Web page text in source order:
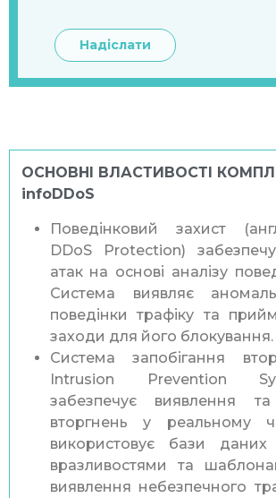
ОСНОВНІ ВЛАСТИВОСТІ
infoDDoS
Поведінковий захист
DDoS Protection)
атак на основі аналізу
Система виявляє
поведінки трафіку та
заходи для його блокування.
Система запобігання
Intrusion Prevention
забезпечує виявлення
вторгнень у реальному
використовує бази
вразливостями та
виявлення небезпечного